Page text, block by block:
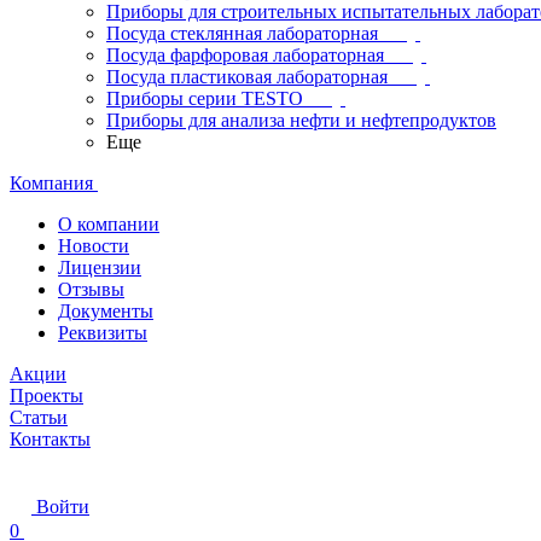
Приборы для строительных испытательных
Посуда стеклянная лабораторная
Посуда фарфоровая лабораторная
Посуда пластиковая лабораторная
Приборы серии TESTO
Приборы для анализа нефти и нефтепродуктов
Еще
Компания
О компании
Новости
Лицензии
Отзывы
Документы
Реквизиты
Акции
Проекты
Статьи
Контакты
Войти
0